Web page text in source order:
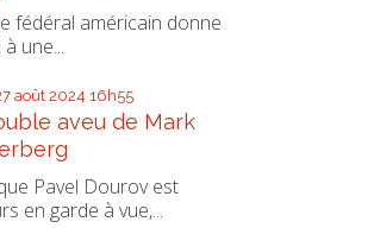
fédéral américain donne
une...
août 2024 16h55
aveu de Mark
Pavel Dourov est
en garde à vue,...